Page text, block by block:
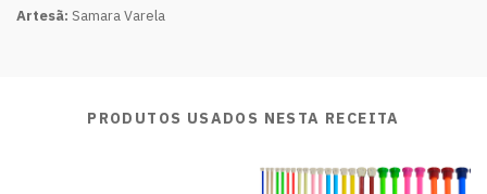
Artesã: Samara Varela
PRODUTOS USADOS NESTA RECEITA